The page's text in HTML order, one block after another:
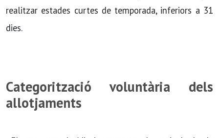
realitzar estades curtes de temporada, inferiors a 31
dies.
Categorització voluntària dels
allotjaments